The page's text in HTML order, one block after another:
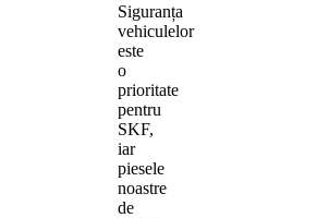
Siguranța
vehiculelor
este
o
prioritate
pentru
SKF,
iar
piesele
noastre
de